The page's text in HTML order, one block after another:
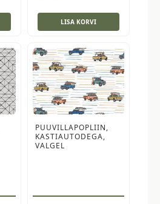
LISA KORVI
PUUVILLAPOPLIIN,
KASTIAUTODEGA,
VALGEL